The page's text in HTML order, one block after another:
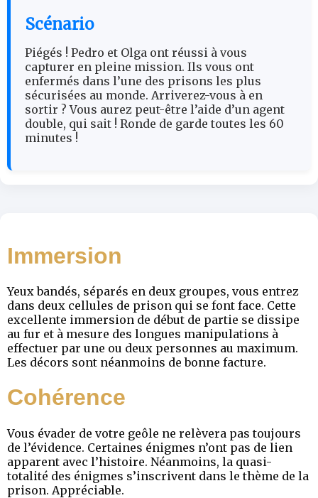
Scénario
Piégés ! Pedro et Olga ont réussi à vous
capturer en pleine mission. Ils vous ont
enfermés dans l’une des prisons les plus
sécurisées au monde. Arriverez-vous à en
sortir ? Vous aurez peut-être l’aide d’un agent
double, qui sait ! Ronde de garde toutes les 60
minutes !
Immersion
Yeux bandés, séparés en deux groupes, vous entrez
dans deux cellules de prison qui se font face. Cette
excellente immersion de début de partie se dissipe
au fur et à mesure des longues manipulations à
effectuer par une ou deux personnes au maximum.
Les décors sont néanmoins de bonne facture.
Cohérence
Vous évader de votre geôle ne relèvera pas toujours
de l’évidence. Certaines énigmes n’ont pas de lien
apparent avec l’histoire. Néanmoins, la quasi-
totalité des énigmes s’inscrivent dans le thème de la
prison. Appréciable.